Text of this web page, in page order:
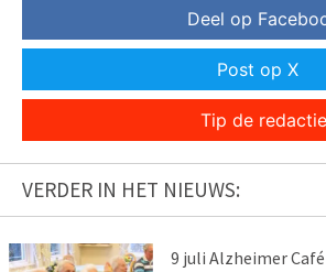
Deel op
Post op X
Tip de redactie
VERDER IN HET NIEUWS:
9 juli Alzheimer